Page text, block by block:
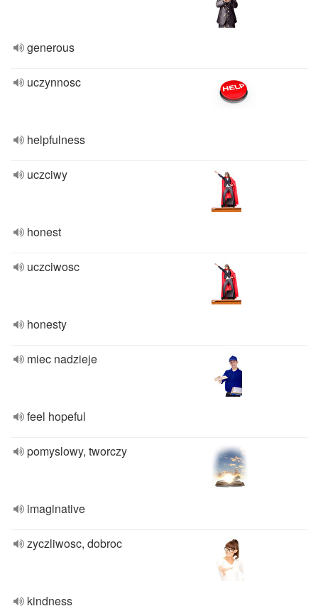
generous
uczynnosc
helpfulness
uczciwy
honest
uczciwosc
honesty
miec nadzieje
feel hopeful
pomyslowy, tworczy
imaginative
zyczliwosc, dobroc
kindness